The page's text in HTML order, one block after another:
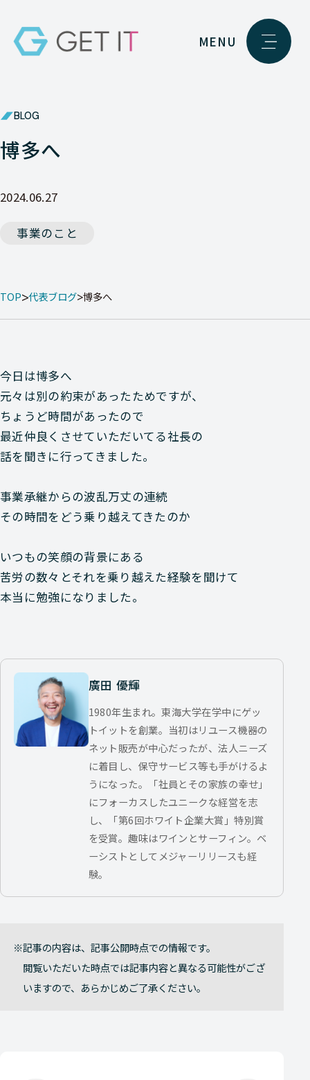
MENU
BLOG
博多へ
2024.06.27
事業のこと
TOP 代表ブログ 博多へ
今日は博多へ
元々は別の約束があったためですが、
ちょうど時間があったので
最近仲良くさせていただいてる社長の
話を聞きに行ってきました。
事業承継からの波乱万丈の連続
その時間をどう乗り越えてきたのか
いつもの笑顔の背景にある
苦労の数々とそれを乗り越えた経験を聞けて
本当に勉強になりました。
廣田 優輝
1980年生まれ。東海大学在学中にゲッ
トイットを創業。当初はリユース機器の
ネット販売が中心だったが、法人ニーズ
に着目し、保守サービス等も手がけるよ
うになった。「社員とその家族の幸せ」
にフォーカスしたユニークな経営を志
し、「第6回ホワイト企業大賞」特別賞
を受賞。趣味はワインとサーフィン。ベ
ーシストとしてメジャーリリースも経
験。
記事の内容は、記事公開時点での情報です。
閲覧いただいた時点では記事内容と異なる可能性がござ
いますので、あらかじめご了承ください。